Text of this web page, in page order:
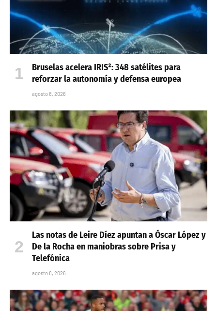
Bruselas acelera IRIS²: 348 satélites para
reforzar la autonomía y defensa europea
agosto 8, 2026
Las notas de Leire Díez apuntan a Óscar López y
De la Rocha en maniobras sobre Prisa y
Telefónica
agosto 8, 2026